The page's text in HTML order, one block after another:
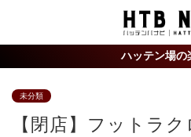
ハッテン場の
未分類
【閉店】フットラ